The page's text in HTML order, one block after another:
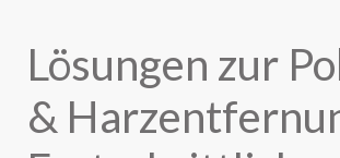
Lösungen zur
&